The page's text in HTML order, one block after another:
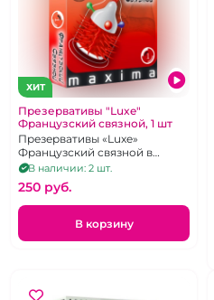
ХИТ
Презервативы "Luxe"
Французский связной, 1 шт
Презервативы «Luxe»
Французский связной в
упаковке 1 шт.
В наличии: 2 шт.
250 pуб.
В корзину